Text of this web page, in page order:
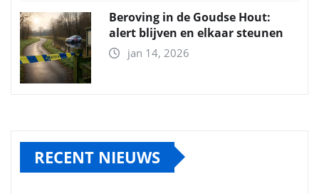
Beroving in de Goudse Hout:
alert blijven en elkaar steunen
jan 14, 2026
RECENT NIEUWS